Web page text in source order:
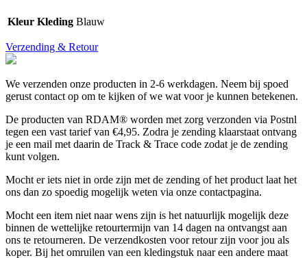
Kleur Kleding Blauw
Verzending & Retour
We verzenden onze producten in 2-6 werkdagen. Neem bij spoed
gerust contact op om te kijken of we wat voor je kunnen betekenen.
De producten van RDAM® worden met zorg verzonden via Postnl
tegen een vast tarief van €4,95. Zodra je zending klaarstaat ontvang
je een mail met daarin de Track & Trace code zodat je de zending
kunt volgen.
Mocht er iets niet in orde zijn met de zending of het product laat het
ons dan zo spoedig mogelijk weten via onze contactpagina.
Mocht een item niet naar wens zijn is het natuurlijk mogelijk deze
binnen de wettelijke retourtermijn van 14 dagen na ontvangst aan
ons te retourneren. De verzendkosten voor retour zijn voor jou als
koper. Bij het omruilen van een kledingstuk naar een andere maat